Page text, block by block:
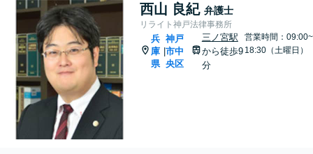
西山 良紀 弁護士
リライト神戸法律事務所
兵
庫
県
神戸
市中
央区
三ノ宮駅
から徒歩9
分
営業時間：09:00~
18:30（土曜日）